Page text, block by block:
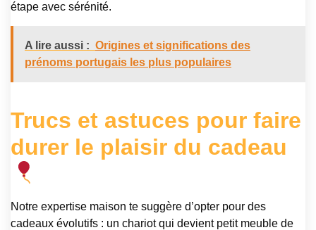
étape avec sérénité.
A lire aussi : Origines et significations des
prénoms portugais les plus populaires
Trucs et astuces pour faire
durer le plaisir du cadeau
Notre expertise maison te suggère d’opter pour des
cadeaux évolutifs : un chariot qui devient petit meuble de